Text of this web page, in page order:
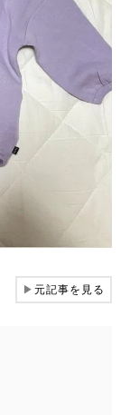
▶元記事を見る